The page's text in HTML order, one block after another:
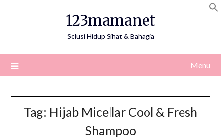
123mamanet
Solusi Hidup Sihat & Bahagia
Menu
Tag: Hijab Micellar Cool & Fresh
Shampoo